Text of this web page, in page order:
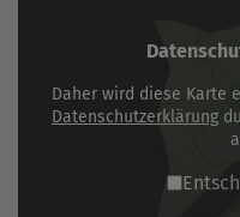
Daher wird diese Karte
Datenschutzerklärung